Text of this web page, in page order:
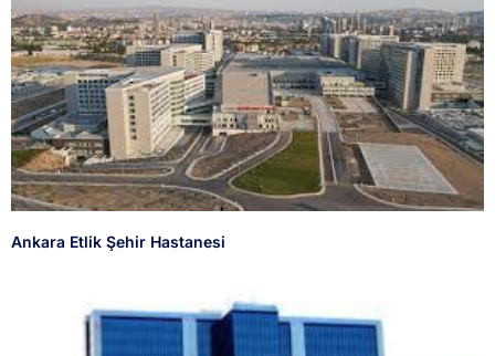
Ankara Etlik Şehir Hastanesi